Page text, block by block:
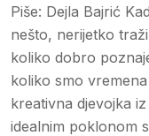
Piše: Dejla Bajrić
nešto, nerijetko
koliko dobro
koliko smo
kreativna djevojka
idealnim poklonom